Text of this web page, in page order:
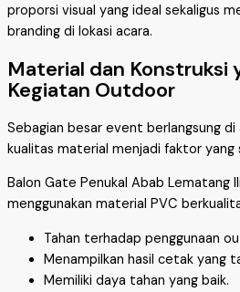
proporsi visual yang ideal sekaligus
branding di lokasi acara.
Material dan Konstruksi
Kegiatan Outdoor
Sebagian besar event berlangsung
kualitas material menjadi faktor yang
Balon Gate Penukal Abab Lematang
menggunakan material PVC
Tahan terhadap penggunaan
Menampilkan hasil cetak yang
Memiliki daya tahan yang baik.